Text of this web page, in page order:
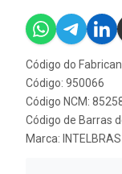
Código do
Código: 950066
Código NCM:
Código de Barras
Marca: INTELBRAS